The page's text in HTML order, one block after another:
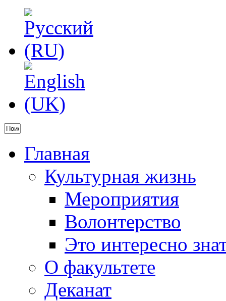
Главная
Культурная жизнь
Мероприятия
Волонтерство
Это интересно
О факультете
Деканат